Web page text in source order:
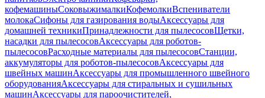
кофемашиныСоковыжималкиКофемолкиВспениватели
молокаСифоны для газирования водыАксессуары для
домашней техникиПринадлежности для пылесосовЩетки,
насадки для пылесосовАксессуары для роботов-
пылесосовРасходные материалы для пылесосовСтанции,
аккумуляторы для роботов-пылесосовАксессуары для
швейных машинАксессуары для промышленного швейного
оборудованияАксессуары для стиральных и сушильных
машинАксессуары для пароочистителей,